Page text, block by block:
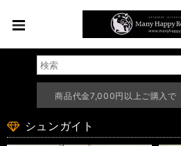
商品代金7,000円以上ご購入で
シュンガイト